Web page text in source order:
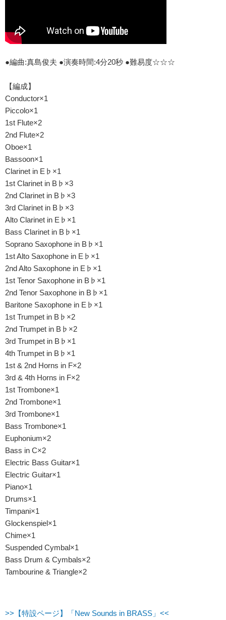
●編曲:真島俊夫 ●演奏時間:4分20秒 ●難易度☆☆☆
【編成】
Conductor×1
Piccolo×1
1st Flute×2
2nd Flute×2
Oboe×1
Bassoon×1
Clarinet in E♭×1
1st Clarinet in B♭×3
2nd Clarinet in B♭×3
3rd Clarinet in B♭×3
Alto Clarinet in E♭×1
Bass Clarinet in B♭×1
Soprano Saxophone in B♭×1
1st Alto Saxophone in E♭×1
2nd Alto Saxophone in E♭×1
1st Tenor Saxophone in B♭×1
2nd Tenor Saxophone in B♭×1
Baritone Saxophone in E♭×1
1st Trumpet in B♭×2
2nd Trumpet in B♭×2
3rd Trumpet in B♭×1
4th Trumpet in B♭×1
1st & 2nd Horns in F×2
3rd & 4th Horns in F×2
1st Trombone×1
2nd Trombone×1
3rd Trombone×1
Bass Trombone×1
Euphonium×2
Bass in C×2
Electric Bass Guitar×1
Electric Guitar×1
Piano×1
Drums×1
Timpani×1
Glockenspiel×1
Chime×1
Suspended Cymbal×1
Bass Drum & Cymbals×2
Tambourine & Triangle×2
>>【特設ページ】「New Sounds in BRASS」<<